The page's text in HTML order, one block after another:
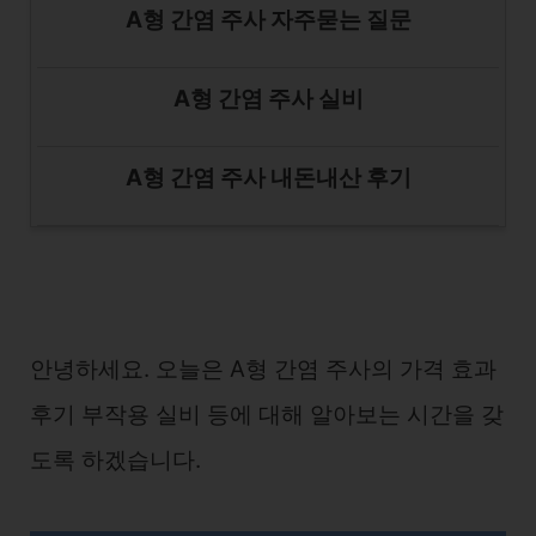
A형 간염 주사 자주묻는 질문
A형 간염 주사 실비
A형 간염 주사 내돈내산 후기
안녕하세요. 오늘은 A형 간염 주사의 가격 효과
후기 부작용 실비 등에 대해 알아보는 시간을 갖
도록 하겠습니다.